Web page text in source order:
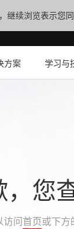
继续浏览表示您
方案 学习与
，您
访问 首页或下方